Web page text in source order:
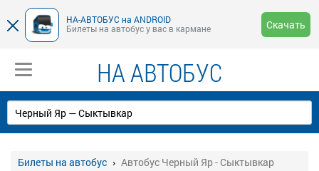
НА-АВТОБУС на ANDROID
Билеты на автобус у вас в кармане
Скачать
НА АВТОБУС
Билеты на автобус Автобус Черный Яр - Сыктывкар